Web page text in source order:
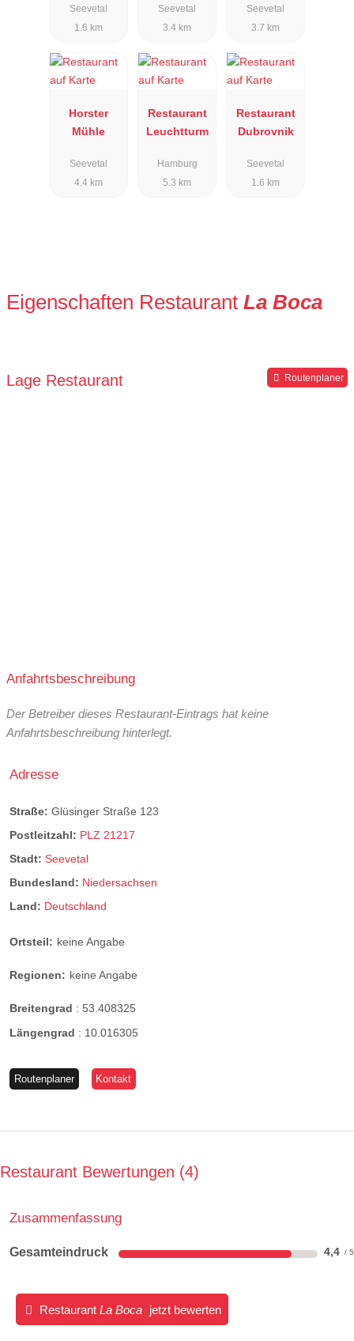
italiano
Seevetal
1.6 km
Seevetal
3.4 km
Seevetal
3.7 km
Horster
Mühle
Seevetal
4.4 km
Restaurant
Leuchtturm
Hamburg
5.3 km
Restaurant
Dubrovnik
Seevetal
1.6 km
Eigenschaften Restaurant La Boca
Lage Restaurant Routenplaner
Anfahrtsbeschreibung
Der Betreiber dieses Restaurant-Eintrags hat keine
Anfahrtsbeschreibung hinterlegt.
Adresse
Straße: Glüsinger Straße 123
Postleitzahl: PLZ 21217
Stadt: Seevetal
Bundesland: Niedersachsen
Land: Deutschland
Ortsteil: keine Angabe
Regionen: keine Angabe
Breitengrad : 53.408325
Längengrad : 10.016305
Routenplaner Kontakt
Restaurant Bewertungen 4
Zusammenfassung
Gesamteindruck 4,4
Restaurant La Boca jetzt bewerten